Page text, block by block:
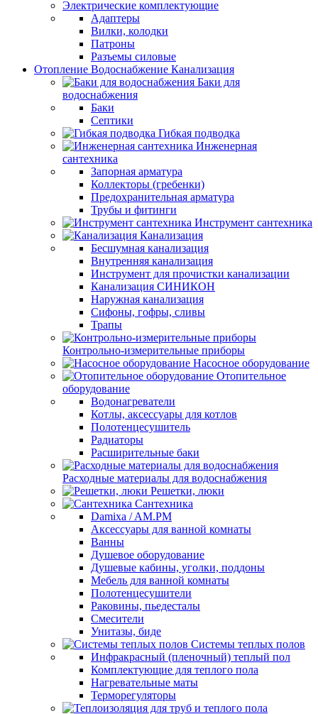
Электрические комплектующие
Адаптеры
Вилки, колодки
Патроны
Разъемы силовые
Отопление Водоснабжение Канализация
Баки для
водоснабжения
Баки
Септики
Гибкая подводка
Инженерная
сантехника
Запорная арматура
Коллекторы (гребенки)
Предохранительная арматура
Трубы и фитинги
Инструмент сантехника
Канализация
Бесшумная канализация
Внутренняя канализация
Инструмент для прочистки канализации
Канализация СИНИКОН
Наружная канализация
Сифоны, гофры, сливы
Трапы
Контрольно-измерительные приборы
Насосное оборудование
Отопительное
оборудование
Водонагреватели
Котлы, аксессуары для котлов
Полотенцесушитель
Радиаторы
Расширительные баки
Расходные материалы для водоснабжения
Решетки, люки
Сантехника
Damixa / AM.PM
Аксессуары для ванной комнаты
Ванны
Душевое оборудование
Душевые кабины, уголки, поддоны
Мебель для ванной комнаты
Полотенцесушители
Раковины, пьедесталы
Смесители
Унитазы, биде
Системы теплых полов
Инфракрасный (пленочный) теплый пол
Комплектующие для теплого пола
Нагревательные маты
Терморегуляторы